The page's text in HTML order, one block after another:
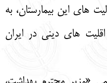
های این بیمارستان، به
های دینی در ایران